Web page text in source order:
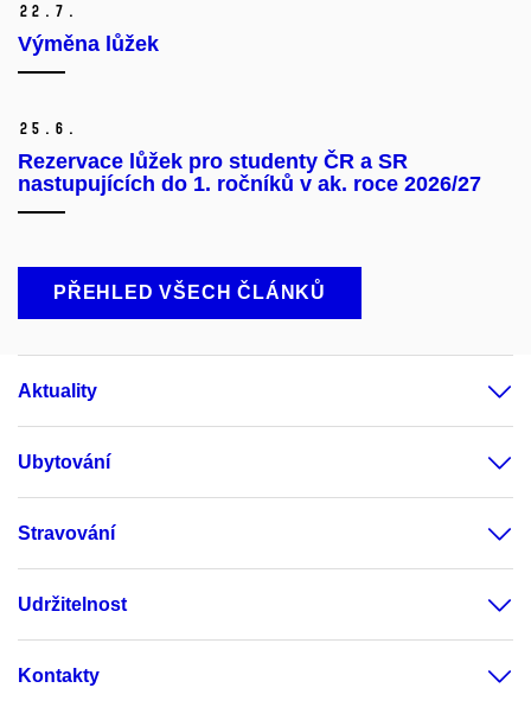
22. 7.
Výměna lůžek
25. 6.
Rezervace lůžek pro studenty ČR a SR
nastupujících do 1. ročníků v ak. roce 2026/27
PŘEHLED VŠECH ČLÁNKŮ
Aktuality
Ubytování
Stravování
Udržitelnost
Kontakty